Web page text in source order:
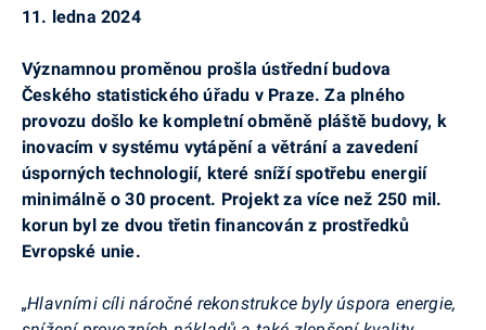
11. ledna 2024
Významnou proměnou prošla ústřední budova
Českého statistického úřadu v Praze. Za plného
provozu došlo ke kompletní obměně pláště budovy, k
inovacím v systému vytápění a větrání a zavedení
úsporných technologií, které sníží spotřebu energií
minimálně o 30 procent. Projekt za více než 250 mil.
korun byl ze dvou třetin financován z prostředků
Evropské unie.
„Hlavními cíli náročné rekonstrukce byly úspora energie,